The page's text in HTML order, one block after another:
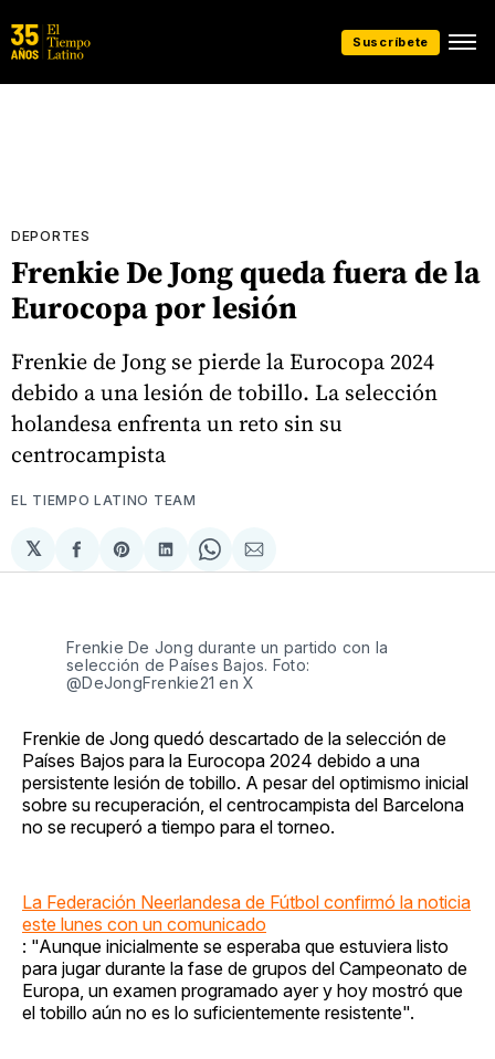
Suscríbete
DEPORTES
Frenkie De Jong queda fuera de la
Eurocopa por lesión
Frenkie de Jong se pierde la Eurocopa 2024
debido a una lesión de tobillo. La selección
holandesa enfrenta un reto sin su
centrocampista
EL TIEMPO LATINO TEAM
𝕏
Compartir
en
Share
on
Compartir
en
Share
on
Compartir
via
Frenkie De Jong durante un partido con la
selección de Países Bajos. Foto:
@DeJongFrenkie21 en X
Frenkie de Jong quedó descartado de la selección de
Países Bajos para la Eurocopa 2024 debido a una
persistente lesión de tobillo. A pesar del optimismo inicial
sobre su recuperación, el centrocampista del Barcelona
no se recuperó a tiempo para el torneo.
La Federación Neerlandesa de Fútbol confirmó la noticia
este lunes con un comunicado
: "Aunque inicialmente se esperaba que estuviera listo
para jugar durante la fase de grupos del Campeonato de
Europa, un examen programado ayer y hoy mostró que
el tobillo aún no es lo suficientemente resistente".